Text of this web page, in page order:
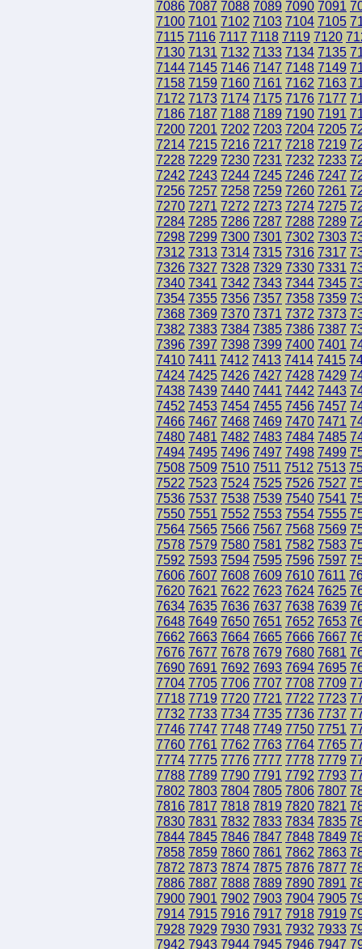
7086 7087 7088 7089 7090 7091
7100 7101 7102 7103 7104 7105
7115 7116 7117 7118 7119 7120
7130 7131 7132 7133 7134 7135
7144 7145 7146 7147 7148 7149
7158 7159 7160 7161 7162 7163
7172 7173 7174 7175 7176 7177
7186 7187 7188 7189 7190 7191
7200 7201 7202 7203 7204 7205
7214 7215 7216 7217 7218 7219
7228 7229 7230 7231 7232 7233
7242 7243 7244 7245 7246 7247
7256 7257 7258 7259 7260 7261
7270 7271 7272 7273 7274 7275
7284 7285 7286 7287 7288 7289
7298 7299 7300 7301 7302 7303
7312 7313 7314 7315 7316 7317
7326 7327 7328 7329 7330 7331
7340 7341 7342 7343 7344 7345
7354 7355 7356 7357 7358 7359
7368 7369 7370 7371 7372 7373
7382 7383 7384 7385 7386 7387
7396 7397 7398 7399 7400 7401
7410 7411 7412 7413 7414 7415
7424 7425 7426 7427 7428 7429
7438 7439 7440 7441 7442 7443
7452 7453 7454 7455 7456 7457
7466 7467 7468 7469 7470 7471
7480 7481 7482 7483 7484 7485
7494 7495 7496 7497 7498 7499
7508 7509 7510 7511 7512 7513
7522 7523 7524 7525 7526 7527
7536 7537 7538 7539 7540 7541
7550 7551 7552 7553 7554 7555
7564 7565 7566 7567 7568 7569
7578 7579 7580 7581 7582 7583
7592 7593 7594 7595 7596 7597
7606 7607 7608 7609 7610 7611
7620 7621 7622 7623 7624 7625
7634 7635 7636 7637 7638 7639
7648 7649 7650 7651 7652 7653
7662 7663 7664 7665 7666 7667
7676 7677 7678 7679 7680 7681
7690 7691 7692 7693 7694 7695
7704 7705 7706 7707 7708 7709
7718 7719 7720 7721 7722 7723
7732 7733 7734 7735 7736 7737
7746 7747 7748 7749 7750 7751
7760 7761 7762 7763 7764 7765
7774 7775 7776 7777 7778 7779
7788 7789 7790 7791 7792 7793
7802 7803 7804 7805 7806 7807
7816 7817 7818 7819 7820 7821
7830 7831 7832 7833 7834 7835
7844 7845 7846 7847 7848 7849
7858 7859 7860 7861 7862 7863
7872 7873 7874 7875 7876 7877
7886 7887 7888 7889 7890 7891
7900 7901 7902 7903 7904 7905
7914 7915 7916 7917 7918 7919
7928 7929 7930 7931 7932 7933
7942 7943 7944 7945 7946 7947